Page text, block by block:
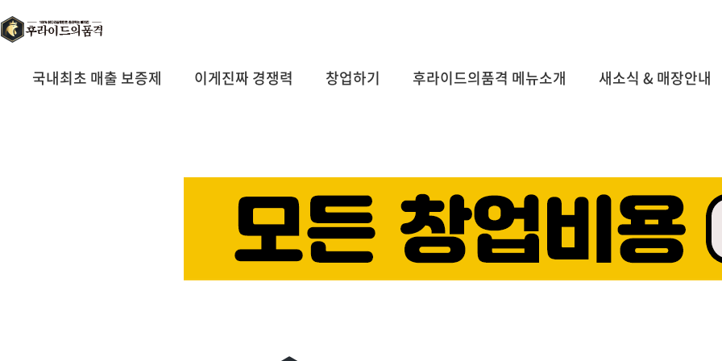
국내최초 매출 보증제 이게진짜 경쟁력 창업하기 후라이드의품격 메뉴소개 새소식 & 매장안내